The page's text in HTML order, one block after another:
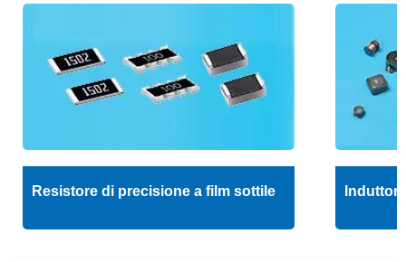
Resistore di precisione a film sottile